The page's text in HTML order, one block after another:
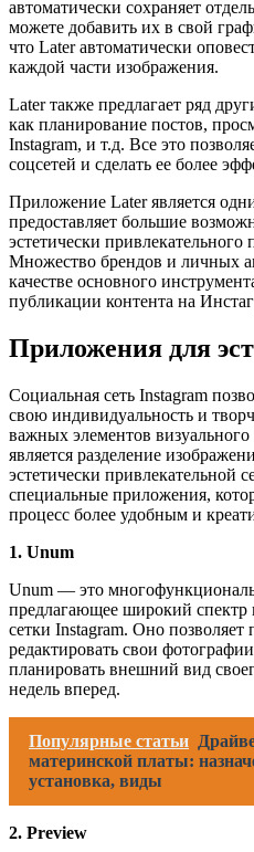
автоматически сохраняет
можете добавить их в свой
что Later автоматически
каждой части изображения.
Later также предлагает ряд
как планирование постов,
Instagram, и т.д. Все это
соцсетей и сделать ее более
Приложение Later является
предоставляет большие
эстетически
Множество брендов и личных
качестве основного
публикации контента на
Приложения для
Социальная сеть Instagram
свою индивидуальность и
важных элементов визуального
является разделение
эстетически привлекательной
специальные приложения,
процесс более удобным и
1. Unum
Unum — это
предлагающее широкий спектр
сетки Instagram. Оно позволяет
редактировать свои
планировать внешний вид
недель вперед.
Популярные статьи
материнской платы:
установка, виды
2. Preview